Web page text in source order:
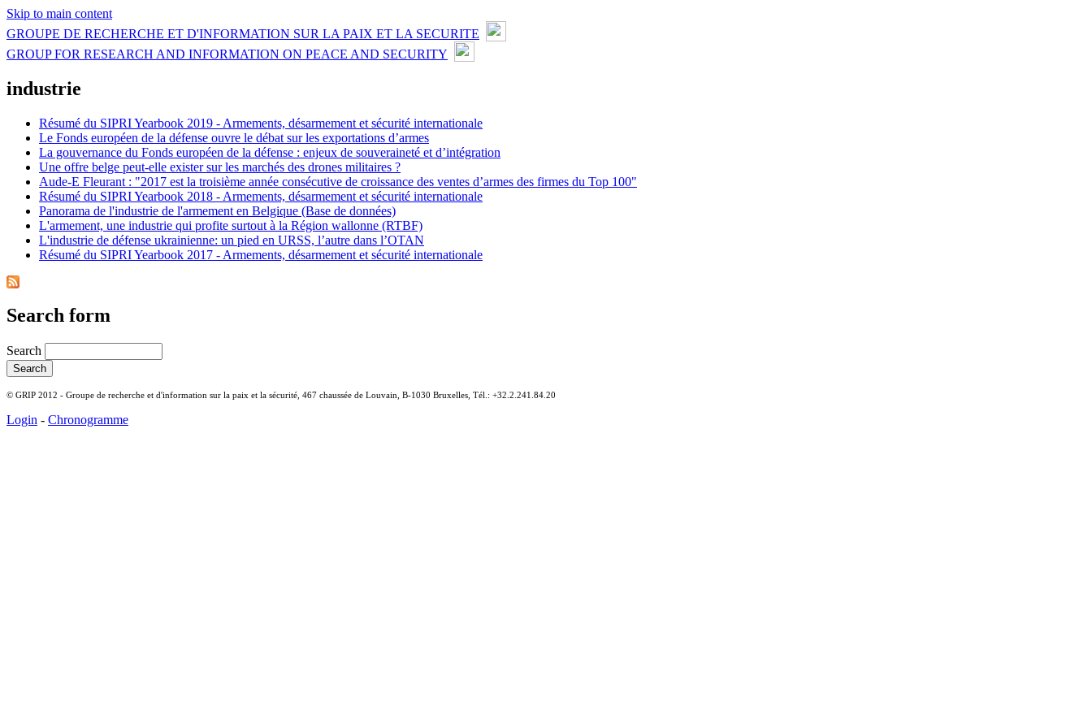
Skip to main content
GROUPE DE RECHERCHE ET D'INFORMATION SUR LA PAIX ET LA SECURITE
GROUP FOR RESEARCH AND INFORMATION ON PEACE AND SECURITY
industrie
Résumé du SIPRI Yearbook 2019 - Armements, désarmement et sécurité internationale
Le Fonds européen de la défense ouvre le débat sur les exportations d’armes
La gouvernance du Fonds européen de la défense : enjeux de souveraineté et d’intégration
Une offre belge peut-elle exister sur les marchés des drones militaires ?
Aude-E Fleurant : "2017 est la troisième année consécutive de croissance des ventes d’armes des firmes du Top 100"
Résumé du SIPRI Yearbook 2018 - Armements, désarmement et sécurité internationale
Panorama de l'industrie de l'armement en Belgique (Base de données)
L'armement, une industrie qui profite surtout à la Région wallonne (RTBF)
L'industrie de défense ukrainienne: un pied en URSS, l’autre dans l’OTAN
Résumé du SIPRI Yearbook 2017 - Armements, désarmement et sécurité internationale
Search form
Search
© GRIP 2012 - Groupe de recherche et d'information sur la paix et la sécurité, 467 chaussée de Louvain, B-1030 Bruxelles, Tél.: +32.2.241.84.20
Login - Chronogramme